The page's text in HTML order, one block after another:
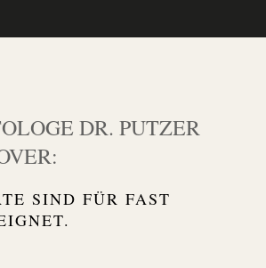
DR. PUTZER
SIND FÜR FAST